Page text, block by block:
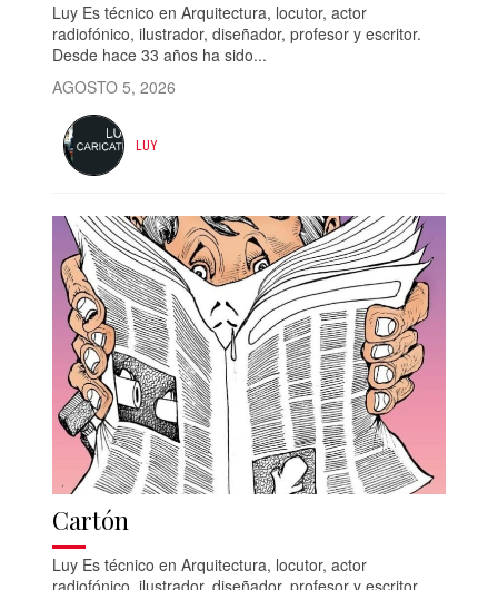
Luy Es técnico en Arquitectura, locutor, actor
radiofónico, ilustrador, diseñador, profesor y escritor.
Desde hace 33 años ha sido...
AGOSTO 5, 2026
LUY
Cartón
Luy Es técnico en Arquitectura, locutor, actor